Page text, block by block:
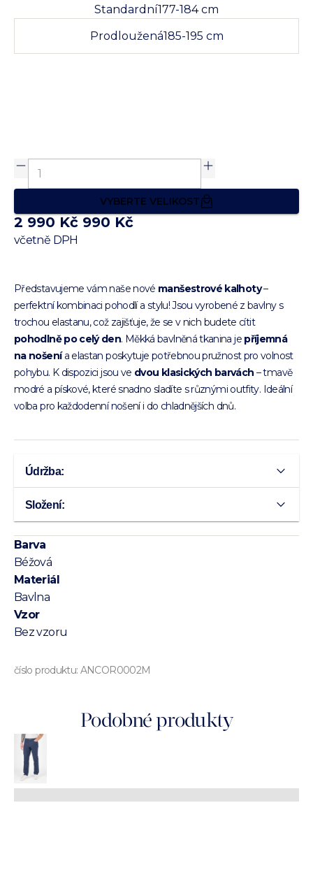
Standardní177-184 cm
Prodloužená185-195 cm
VYBERTE VELIKOST
2 990 Kč 990 Kč
včetně DPH
Představujeme vám naše nové manšestrové kalhoty–
perfektní kombinaci pohodlí a stylu! Jsou vyrobené z bavlny s
trochou elastanu, což zajišťuje, že se v nich budete cítit
pohodlně po celý den. Měkká bavlněná tkanina je příjemná
na nošenía elastan poskytuje potřebnou pružnost pro volnost
pohybu. K dispozici jsou ve dvou klasických barvách – tmavě
modré a pískové, které snadno sladíte s různými outfity. Ideální
volba pro každodenní nošení i do chladnějších dnů.
Údržba:
Složení:
Barva
Béžová
Materiál
Bavlna
Vzor
Bez vzoru
číslo produktu: ANCOR0002M
Podobné produkty